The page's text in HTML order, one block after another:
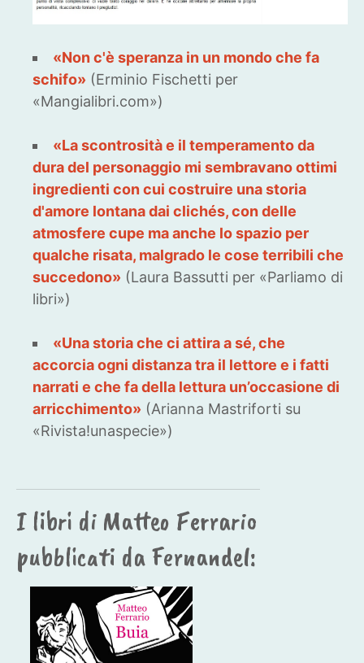
«Non c'è speranza in un mondo che fa
schifo» (Erminio Fischetti per
«Mangialibri.com»)
«La scontrosità e il temperamento da
dura del personaggio mi sembravano ottimi
ingredienti con cui costruire una storia
d'amore lontana dai clichés, con delle
atmosfere cupe ma anche lo spazio per
qualche risata, malgrado le cose terribili che
succedono» (Laura Bassutti per «Parliamo di
libri»)
«Una storia che ci attira a sé, che
accorcia ogni distanza tra il lettore e i fatti
narrati e che fa della lettura un’occasione di
arricchimento» (Arianna Mastriforti su
«Rivista!unaspecie»)
I libri di Matteo Ferrario
pubblicati da Fernandel: